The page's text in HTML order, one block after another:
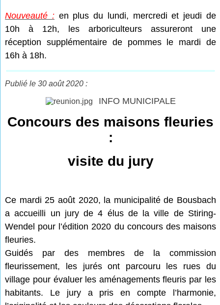
Nouveauté :en plus du lundi, mercredi et jeudi de
10h à 12h, les arboriculteurs assureront une
réception supplémentaire de pommes le mardi de
16h à 18h.
Publié le 30 août 2020 :
INFO MUNICIPALE
Concours des maisons fleuries
:
visite du jury
Ce mardi 25 août 2020, la municipalité de Bousbach
a accueilli un jury de 4 élus de la ville de Stiring-
Wendel pour l’édition 2020 du concours des maisons
fleuries.
Guidés par des membres de la commission
fleurissement, les jurés ont parcouru les rues du
village pour évaluer les aménagements fleuris par les
habitants. Le jury a pris en compte l’harmonie,